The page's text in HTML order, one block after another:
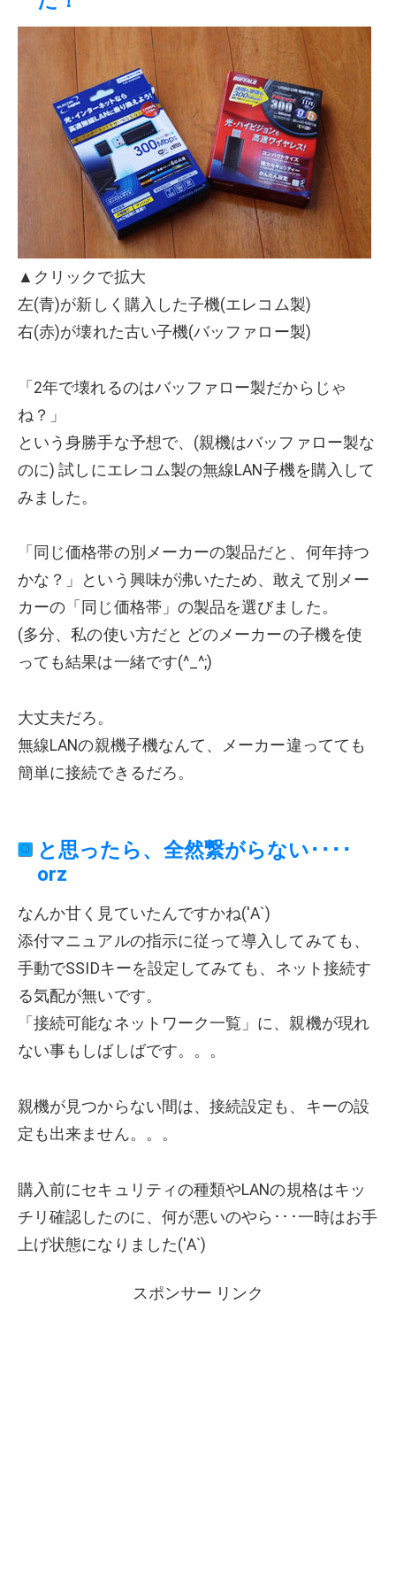
▲クリックで拡大
左(青)が新しく購入した子機(エレコム製)
右(赤)が壊れた古い子機(バッファロー製)
「2年で壊れるのはバッファロー製だからじゃ
ね？」
という身勝手な予想で、(親機はバッファロー製な
のに) 試しにエレコム製の無線LAN子機を購入して
みました。
「同じ価格帯の別メーカーの製品だと、何年持つ
かな？」という興味が沸いたため、敢えて別メー
カーの「同じ価格帯」の製品を選びました。
(多分、私の使い方だと どのメーカーの子機を使
っても結果は一緒です(^_^;)
大丈夫だろ。
無線LANの親機子機なんて、メーカー違ってても
簡単に接続できるだろ。
と思ったら、全然繋がらない････
orz
なんか甘く見ていたんですかね('Α`)
添付マニュアルの指示に従って導入してみても、
手動でSSIDキーを設定してみても、ネット接続す
る気配が無いです。
「接続可能なネットワーク一覧」に、親機が現れ
ない事もしばしばです。。。
親機が見つからない間は、接続設定も、キーの設
定も出来ません。。。
購入前にセキュリティの種類やLANの規格はキッ
チリ確認したのに、何が悪いのやら･･･一時はお手
上げ状態になりました('Α`)
スポンサー リンク